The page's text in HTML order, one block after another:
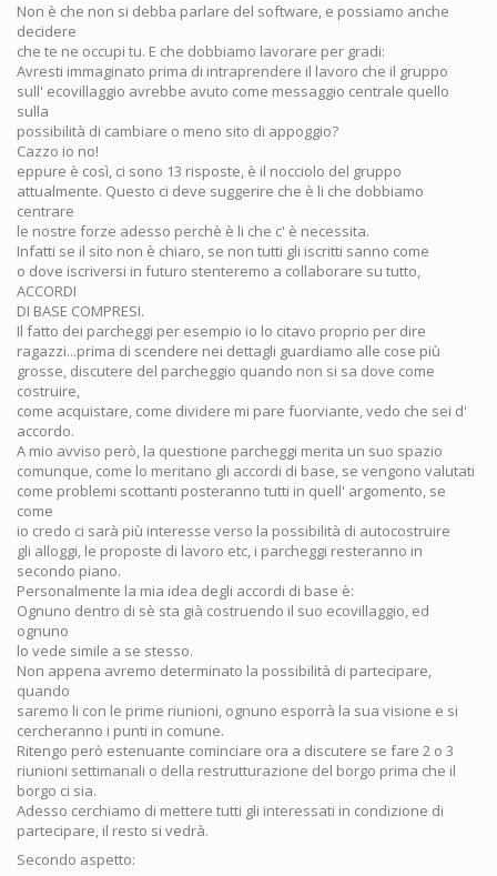
Non è che non si debba parlare del software, e possiamo anche
decidere
che te ne occupi tu. E che dobbiamo lavorare per gradi:
Avresti immaginato prima di intraprendere il lavoro che il gruppo
sull' ecovillaggio avrebbe avuto come messaggio centrale quello
sulla
possibilità di cambiare o meno sito di appoggio?
Cazzo io no!
eppure è così, ci sono 13 risposte, è il nocciolo del gruppo
attualmente. Questo ci deve suggerire che è li che dobbiamo
centrare
le nostre forze adesso perchè è li che c' è necessita.
Infatti se il sito non è chiaro, se non tutti gli iscritti sanno come
o dove iscriversi in futuro stenteremo a collaborare su tutto,
ACCORDI
DI BASE COMPRESI.
Il fatto dei parcheggi per esempio io lo citavo proprio per dire
ragazzi...prima di scendere nei dettagli guardiamo alle cose più
grosse, discutere del parcheggio quando non si sa dove come
costruire,
come acquistare, come dividere mi pare fuorviante, vedo che sei d'
accordo.
A mio avviso però, la questione parcheggi merita un suo spazio
comunque, come lo meritano gli accordi di base, se vengono valutati
come problemi scottanti posteranno tutti in quell' argomento, se
come
io credo ci sarà più interesse verso la possibilità di autocostruire
gli alloggi, le proposte di lavoro etc, i parcheggi resteranno in
secondo piano.
Personalmente la mia idea degli accordi di base è:
Ognuno dentro di sè sta già costruendo il suo ecovillaggio, ed
ognuno
lo vede simile a se stesso.
Non appena avremo determinato la possibilità di partecipare,
quando
saremo li con le prime riunioni, ognuno esporrà la sua visione e si
cercheranno i punti in comune.
Ritengo però estenuante cominciare ora a discutere se fare 2 o 3
riunioni settimanali o della restrutturazione del borgo prima che il
borgo ci sia.
Adesso cerchiamo di mettere tutti gli interessati in condizione di
partecipare, il resto si vedrà.
Secondo aspetto: